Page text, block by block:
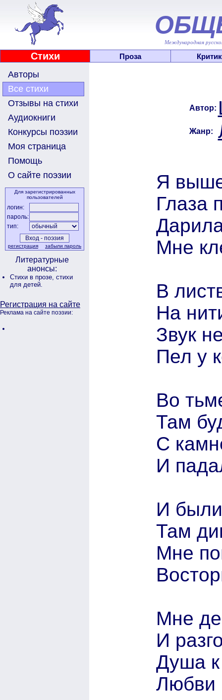
Международная
Стихи Проза
Авторы
Все стихи
Отзывы на стихи
Аудиокниги
Конкурсы поэзии
Моя страница
Помощь
О сайте поэзии
Для зарегистрированных
пользователей
логин:
пароль:
тип:
регистрация забыли пароль
Литературные
анонсы:
Стихи в прозе, стихи
для детей.
Регистрация на сайте
Реклама на сайте поэзии:
Автор:
Жанр:
Я
Глаза
Мне
В
На
Звук
Пел у
Во
Там
С
И
И
Там
Мне
Мне
И
Душа к
Любви